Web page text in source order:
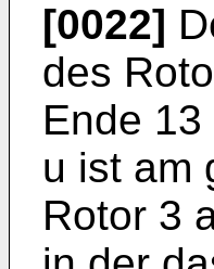
[0022]
des
Ende
u ist am
Rotor 3